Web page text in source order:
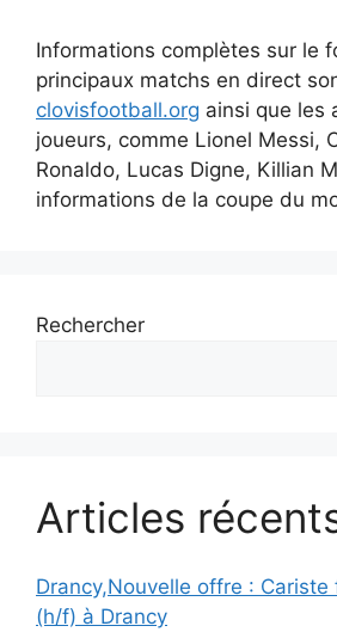
Informations complètes sur le
principaux matchs en direct
clovisfootball.org ainsi que les
joueurs, comme Lionel Messi,
Ronaldo, Lucas Digne, Killian
informations de la coupe du
Rechercher
Articles
Drancy,Nouvelle offre : Cariste
(h/f) à Drancy